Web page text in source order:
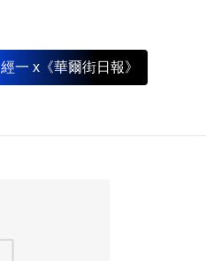
經一 x《華爾街日報》